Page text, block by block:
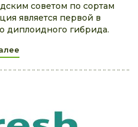
советом по сортам
является первой в
диплоидного гибрида.